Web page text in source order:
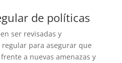
de políticas
ser revisadas y
para asegurar que
a nuevas amenazas y